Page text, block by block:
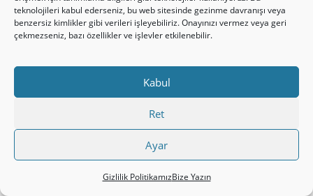
teknolojileri kabul ederseniz, bu web sitesinde gezinme davranışı veya
benzersiz kimlikler gibi verileri işleyebiliriz. Onayınızı vermez veya geri
çekmezseniz, bazı özellikler ve işlevler etkilenebilir.
Kabul
Ret
Ayar
Gizlilik PolitikamızBize Yazın
Ağustos 2026
P S Ç P C
20
24
25 26 27 28 29
30